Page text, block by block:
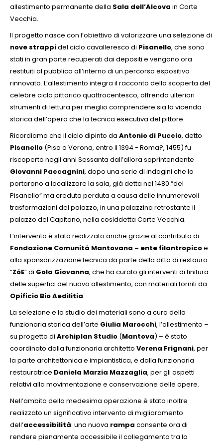
allestimento permanente della Sala dell’Alcova in Corte
Vecchia.
Il progetto nasce con l’obiettivo di valorizzare una selezione di
nove strappidel ciclo cavalleresco di Pisanello, che sono
stati in gran parte recuperati dai depositi e vengono ora
restituiti al pubblico all’interno di un percorso espositivo
rinnovato. L’allestimento integra il racconto della scoperta del
celebre ciclo pittorico quattrocentesco, offrendo ulteriori
strumenti di lettura per meglio comprendere sia la vicenda
storica dell’opera che la tecnica esecutiva del pittore.
Ricordiamo che il ciclo dipinto da Antonio di Puccio, detto
Pisanello (Pisa o Verona, entro il 1394 - Roma?, 1455) fu
riscoperto negli anni Sessanta dall’allora soprintendente
Giovanni Paccagnini, dopo una serie di indagini che lo
portarono a localizzare la sala, già detta nel 1480 “del
Pisanello” ma creduta perduta a causa delle innumerevoli
trasformazioni del palazzo, in una palazzina retrostante il
palazzo del Capitano, nella cosiddetta Corte Vecchia.
L’intervento è stato realizzato anche grazie al contributo di
Fondazione Comunità Mantovana – ente filantropicoe
alla sponsorizzazione tecnica da parte della ditta di restauro
“ZóE” di Gola Giovanna, che ha curato gli interventi di finitura
delle superfici del nuovo allestimento, con materiali forniti da
Opificio Bio Aedilitia.
La selezione e lo studio dei materiali sono a cura della
funzionaria storica dell’arte Giulia Marocchi, l’allestimento –
su progetto di Archiplan Studio (Mantova) – è stato
coordinato dalla funzionaria architetto Verena Frignani, per
la parte architettonica e impiantistica, e dalla funzionaria
restauratrice Daniela Marzia Mazzaglia, per gli aspetti
relativi alla movimentazione e conservazione delle opere.
Nell’ambito della medesima operazione è stato inoltre
realizzato un significativo intervento di miglioramento
dell’accessibilità: una nuova rampa consente ora di
rendere pienamente accessibile il collegamento tra la